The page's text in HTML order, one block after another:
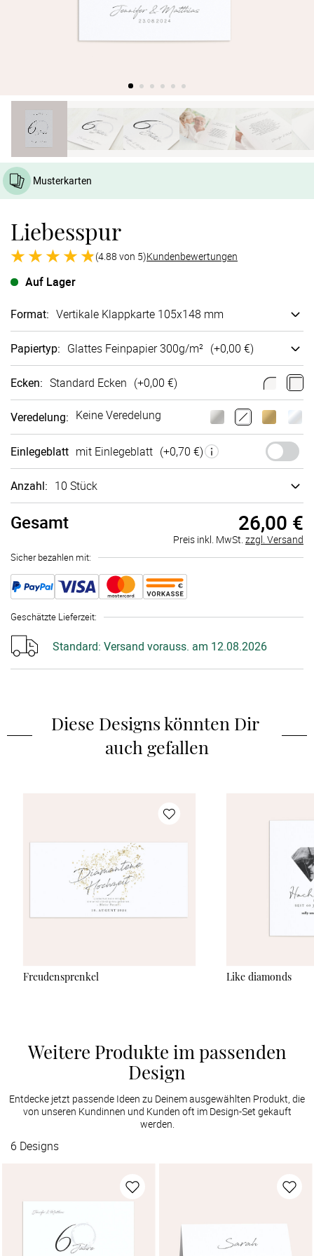
Musterkarten
Liebesspur
(4.88 von 5)Kundenbewertungen
Auf Lager
Format: Vertikale Klappkarte 105x148 mm
Papiertyp: Glattes Fein­papier 300g/m² (+0,00 €)
Ecken: Standard Ecken (+0,00 €)
Veredelung: Keine Veredelung
Einlegeblatt mit Einlegeblatt (+0,70 €)
Anzahl: 10 Stück
Gesamt 26,00 €
Preis inkl. MwSt. zzgl. Versand
Sicher bezahlen mit:
Geschätzte Lieferzeit:
Standard: Versand vorauss. am 12.08.2026
Diese Designs könnten Dir
auch gefallen
Freudensprenkel Like diamonds
Weitere Produkte im passenden
Design
Entdecke jetzt passende Ideen zu Deinem ausgewählten Produkt, die
von unseren Kundinnen und Kunden oft im Design-Set gekauft
werden.
6 Designs